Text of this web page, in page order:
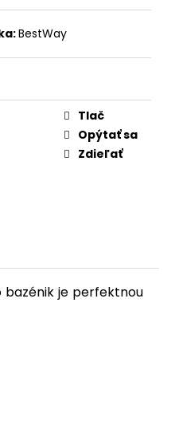
BestWay
Tlač
Opýtať sa
Zdieľať
je perfektnou